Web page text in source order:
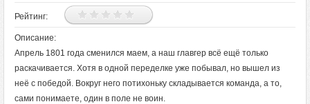
Рейтинг:
Описание:
Апрель 1801 года сменился маем, а наш главгер всё ещё только
раскачивается. Хотя в одной переделке уже побывал, но вышел из
неё с победой. Вокруг него потихоньку складывается команда, а то,
сами понимаете, один в поле не воин.